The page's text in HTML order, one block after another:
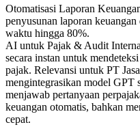
Otomatisasi Laporan
penyusunan laporan
waktu hingga 80%.
AI untuk Pajak & Audit
secara instan untuk
pajak. Relevansi untuk PT
mengintegrasikan model GPT
menjawab pertanyaan
keuangan otomatis, bahkan
cepat.